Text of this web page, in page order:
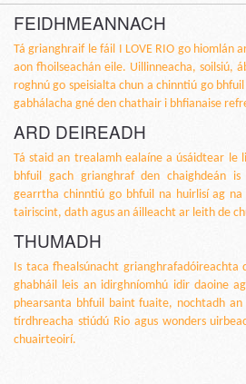
FEIDHMEANNACH
Tá grianghraif le fáil I LOVE RIO go hiomlán
aon fhoilseachán eile. Uillinneacha, soilsiú,
roghnú go speisialta chun a chinntiú go
gabhálacha gné den chathair i bhfianaise
ARD DEIREADH
Tá staid an trealamh ealaíne a úsáidtear le
bhfuil gach grianghraf den chaighdeán
gearrtha chinntiú go bhfuil na huirlisí ag
tairiscint, dath agus an áilleacht ar leith de
THUMADH
Is taca fhealsúnacht grianghrafadóireachta
ghabháil leis an idirghníomhú idir daoine
phearsanta bhfuil baint fuaite, nochtadh
tírdhreacha stiúdú Rio agus wonders
chuairteoirí.